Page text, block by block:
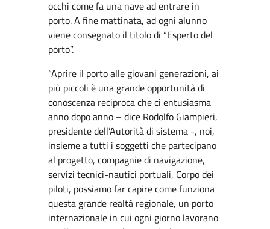
occhi come fa una nave ad entrare in
porto. A fine mattinata, ad ogni alunno
viene consegnato il titolo di “Esperto del
porto”.
“Aprire il porto alle giovani generazioni, ai
più piccoli è una grande opportunità di
conoscenza reciproca che ci entusiasma
anno dopo anno – dice Rodolfo Giampieri,
presidente dell’Autorità di sistema -, noi,
insieme a tutti i soggetti che partecipano
al progetto, compagnie di navigazione,
servizi tecnici-nautici portuali, Corpo dei
piloti, possiamo far capire come funziona
questa grande realtà regionale, un porto
internazionale in cui ogni giorno lavorano